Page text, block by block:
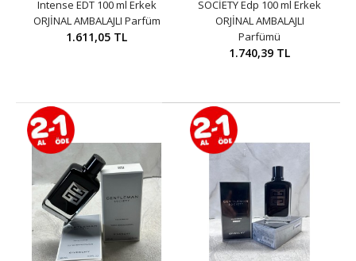
Intense EDT 100 ml Erkek
ORJİNAL AMBALAJLI Parfüm
1.611,05 TL
SOCİETY Edp 100 ml Erkek
ORJİNAL AMBALAJLI
Parfümü
1.740,39 TL